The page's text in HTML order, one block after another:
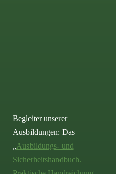
Begleiter unserer
Ausbildungen: Das
„Ausbildungs- und
Sicherheitshandbuch.